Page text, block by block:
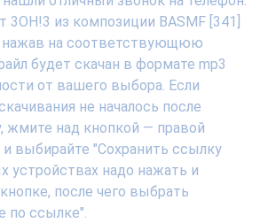
3OH!3 из композиции BASMF [341]
нажав на соответствующюю
будет скачан в формате mp3
от вашего выбора. Если
не началось после
жмите над кнопкой — правой
выбирайте "Сохранить ссылку
устройствах надо нажать и
после чего выбрать
по ссылке".